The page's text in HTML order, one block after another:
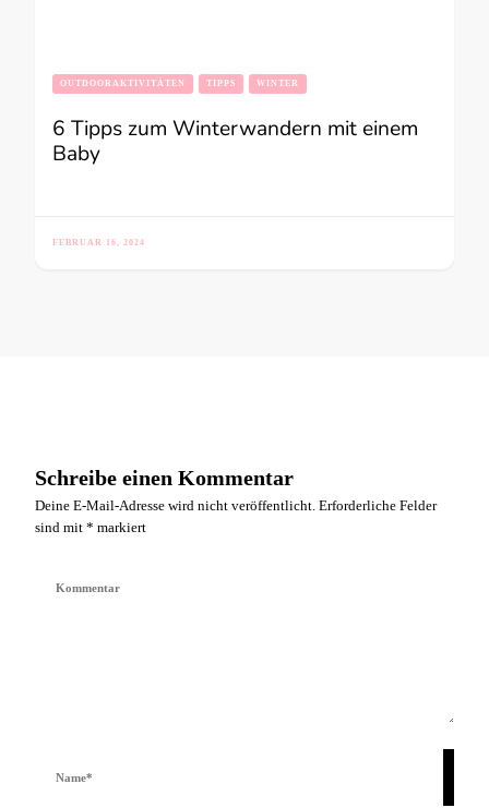
OUTDOORAKTIVITÄTEN TIPPS WINTER
6 Tipps zum Winterwandern mit einem
Baby
FEBRUAR 16, 2024
Schreibe einen Kommentar
Deine E-Mail-Adresse wird nicht veröffentlicht. Erforderliche Felder
sind mit * markiert